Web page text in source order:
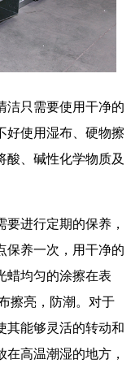
洁只需要使用干净的
好使用湿布、硬物擦
酸、碱性化学物质及
要进行定期的保养，
保养一次，用干净的
蜡均匀的涂擦在表
擦亮，防潮。对于
其能够灵活的转动和
高温潮湿的地方，